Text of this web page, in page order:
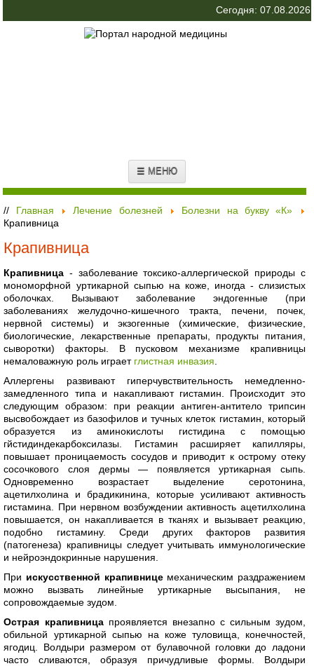
Сегодня: 07.08.2026
☰ МЕНЮ
// Главная Лечение болезней
Болезни на букву «К»
Крапивница
Крапивница
Крапивница - заболевание токсико-аллергической природы с
мономорфной уртикарной сыпью на коже, иногда - слизистых
оболочках. Вызывают заболевание эндогенные (при
заболеваниях желудочно-кишечного тракта, печени, почек,
нервной системы) и экзогенные (химические, физические,
биологические, лекарственные препараты, продукты питания,
сыворотки) факторы. В пусковом механизме крапивницы
немаловажную роль играет глистная инвазия
Аллергены развивают гиперчувствительность немедленно-
замедленного типа и накапливают гистамин. Происходит это
следующим образом: при реакции антиген-антитело трипсин
высвобождает из базофилов и тучных клеток гистамин, который
образуется из аминокислоты гистидина с помощью
гйстидиндекарбоксилазы. Гистамин расширяет капилляры,
повышает проницаемость сосудов и приводит к острому отеку
сосочкового слоя дермы — появляется уртикарная сыпь.
Одновременно возрастает выделение серотонина,
ацетилхолина и брадикинина, которые усиливают активность
гистамина. При нервном возбуждении активность ацетилхолина
повышается, он накапливается в тканях и вызывает реакцию,
подобно гистамину. Среди других факторов развития
(патогенеза) крапивницы следует учитывать иммунологические
и нейроэндокринные нарушения.
При искусственной крапивницемеханическим раздражением
можно вызвать линейные уртикарные высыпания, не
сопровождаемые зудом.
Острая крапивницапроявляется внезапно с сильным зудом,
обильной уртикарной сыпью на коже туловища, конечностей,
ягодиц. Волдыри размером от булавочной головки до ладони
часто сливаются, образуя причудливые формы. Волдыри